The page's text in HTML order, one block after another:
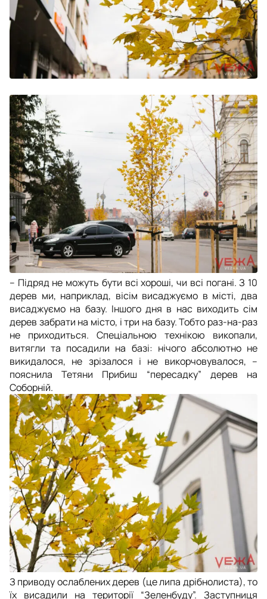
– Підряд не можуть бути всі хороші, чи всі погані. З 10
дерев ми, наприклад, вісім висаджуємо в місті, два
висаджуємо на базу. Іншого дня в нас виходить сім
дерев забрати на місто, і три на базу. Тобто раз-на-раз
не приходиться. Спеціальною технікою викопали,
витягли та посадили на базі: нічого абсолютно не
викидалося, не зрізалося і не викорчовувалося, –
пояснила Тетяни Прибиш “пересадку” дерев на
Соборній.
З приводу ослаблених дерев (це липа дрібнолиста), то
їх висадили на території “Зеленбуду”. Заступниця